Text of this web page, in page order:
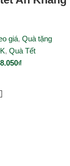
giá, Quà tặng
, Quà Tết
₫